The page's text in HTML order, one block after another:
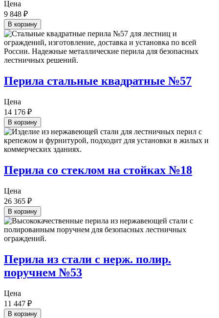
Цена
9 848 ₽
В корзину
Перила стальные квадратные №57
Цена
14 176 ₽
В корзину
Перила со стеклом на стойках №18
Цена
26 365 ₽
В корзину
Перила из стали с нерж. полир.
поручнем №53
Цена
11 447 ₽
В корзину